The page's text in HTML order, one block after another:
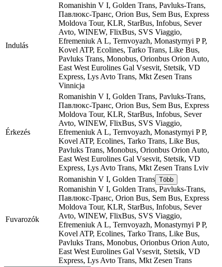
Indulás
Romanishin V I, Golden Trans, Pavluks-Trans,
Павлюкс-Транс, Orion Bus, Sem Bus, Express
Moldova Tour, KLR, StarBus, Infobus, Sever
Avto, WINEW, FlixBus, SVS Viaggio,
Efremeniuk A L, Ternvoyazh, Monastyrnyi P P,
Kovel ATP, Ecolines, Tarko Trans, Like Bus,
Pavluks Trans, Monobus, Orionbus Orion Auto,
East West Eurolines Gal Vsesvіt, Stetsik, VD
Express, Lys Avto Trans, Mkt Zesen Trans
Vinnicja
Érkezés
Romanishin V I, Golden Trans, Pavluks-Trans,
Павлюкс-Транс, Orion Bus, Sem Bus, Express
Moldova Tour, KLR, StarBus, Infobus, Sever
Avto, WINEW, FlixBus, SVS Viaggio,
Efremeniuk A L, Ternvoyazh, Monastyrnyi P P,
Kovel ATP, Ecolines, Tarko Trans, Like Bus,
Pavluks Trans, Monobus, Orionbus Orion Auto,
East West Eurolines Gal Vsesvіt, Stetsik, VD
Express, Lys Avto Trans, Mkt Zesen Trans Lviv
Fuvarozók
Romanishin V I, Golden Trans Több
Romanishin V I, Golden Trans, Pavluks-Trans,
Павлюкс-Транс, Orion Bus, Sem Bus, Express
Moldova Tour, KLR, StarBus, Infobus, Sever
Avto, WINEW, FlixBus, SVS Viaggio,
Efremeniuk A L, Ternvoyazh, Monastyrnyi P P,
Kovel ATP, Ecolines, Tarko Trans, Like Bus,
Pavluks Trans, Monobus, Orionbus Orion Auto,
East West Eurolines Gal Vsesvіt, Stetsik, VD
Express, Lys Avto Trans, Mkt Zesen Trans
© CARTO, ©OpenStreetMap contributors